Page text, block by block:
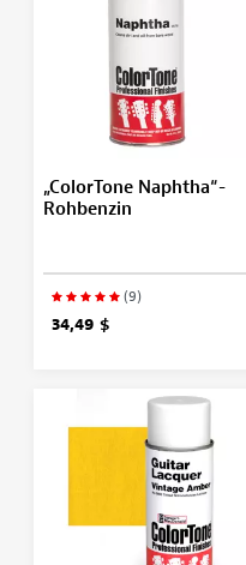
„ColorTone Naphtha“-
Rohbenzin
(9)
34,49 $